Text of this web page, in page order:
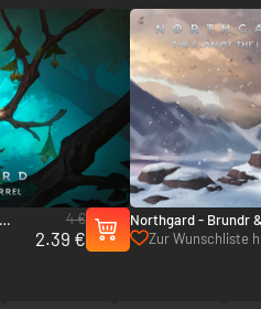
4 €
2.39 €
Northgard - Brundr
the Lynx - PC & Mac
Zur Wunschliste